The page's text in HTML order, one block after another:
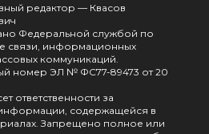
редактор — Квасов
Федеральной службой по
связи, информационных
коммуникаций.
номер ЭЛ № ФС77-89473 от 20
ответственности за
содержащейся в
Запрещено полное или